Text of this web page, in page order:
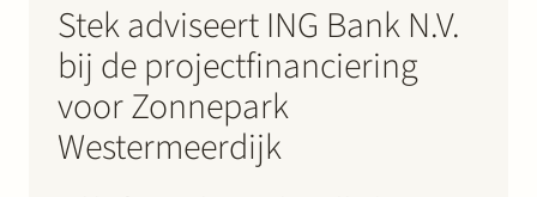
Stek adviseert ING Bank N.V.
bij de projectfinanciering
voor Zonnepark
Westermeerdijk
Partner Expertise Energie